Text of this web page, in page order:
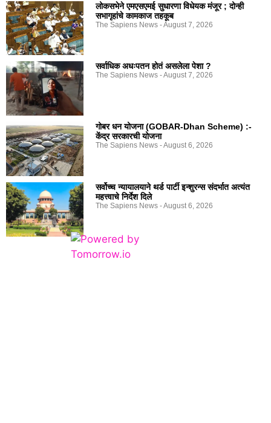
लोकसभेने एमएसएमई सुधारणा विधेयक मंजूर ; दोन्ही
सभागृहांचे कामकाज तहकूब
The Sapiens News August 7, 2026
सर्वाधिक अधःपतन होतं असलेला पेशा ?
The Sapiens News August 7, 2026
गोबर धन योजना (GOBAR-Dhan Scheme) :-
केंद्र सरकारची योजना
The Sapiens News August 6, 2026
सर्वोच्च न्यायालयाने थर्ड पार्टी इन्शुरन्स संदर्भात अत्यंत
महत्त्वाचे निर्देश दिले
The Sapiens News August 6, 2026